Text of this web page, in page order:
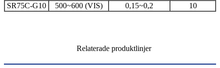
SR75C-G10
500~600 (VIS) 0,15~0,2 10
Relaterade produktlinjer